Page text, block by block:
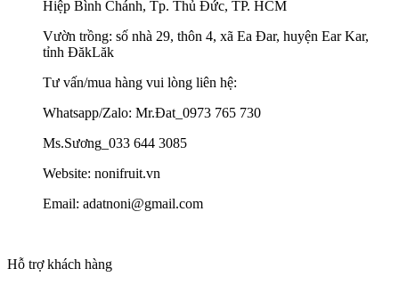
Hiệp Bình Chánh, Tp. Thủ Đức, TP. HCM
Vườn trồng: số nhà 29, thôn 4, xã Ea Đar, huyện Ear Kar,
tỉnh ĐăkLăk
Tư vấn/mua hàng vui lòng liên hệ:
Whatsapp/Zalo: Mr.Đat_0973 765 730
Ms.Sương_033 644 3085
Website: nonifruit.vn
Email: adatnoni@gmail.com
Hỗ trợ khách hàng